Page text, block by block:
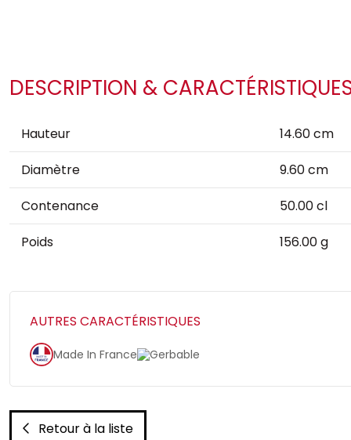
DESCRIPTION &
Hauteur
14.60 cm
Diamètre
9.60 cm
Contenance
50.00 cl
Poids
156.00 g
AUTRES CARACTÉRISTIQUES
Made In France Gerbable
Retour à la liste